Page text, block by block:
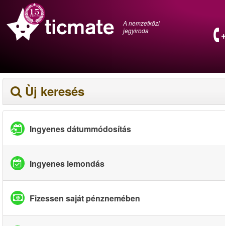
A nemzetközi
jegyiroda
Ùj keresés
Ingyenes dátummódosítás
Ingyenes lemondás
Fizessen saját pénznemében